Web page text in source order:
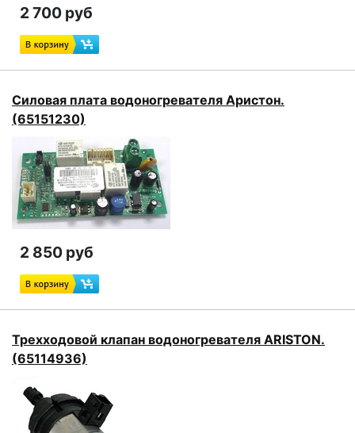
2 700 руб
Силовая плата водоногревателя Аристон.
(65151230)
2 850 руб
Трехходовой клапан водоногревателя ARISTON.
(65114936)